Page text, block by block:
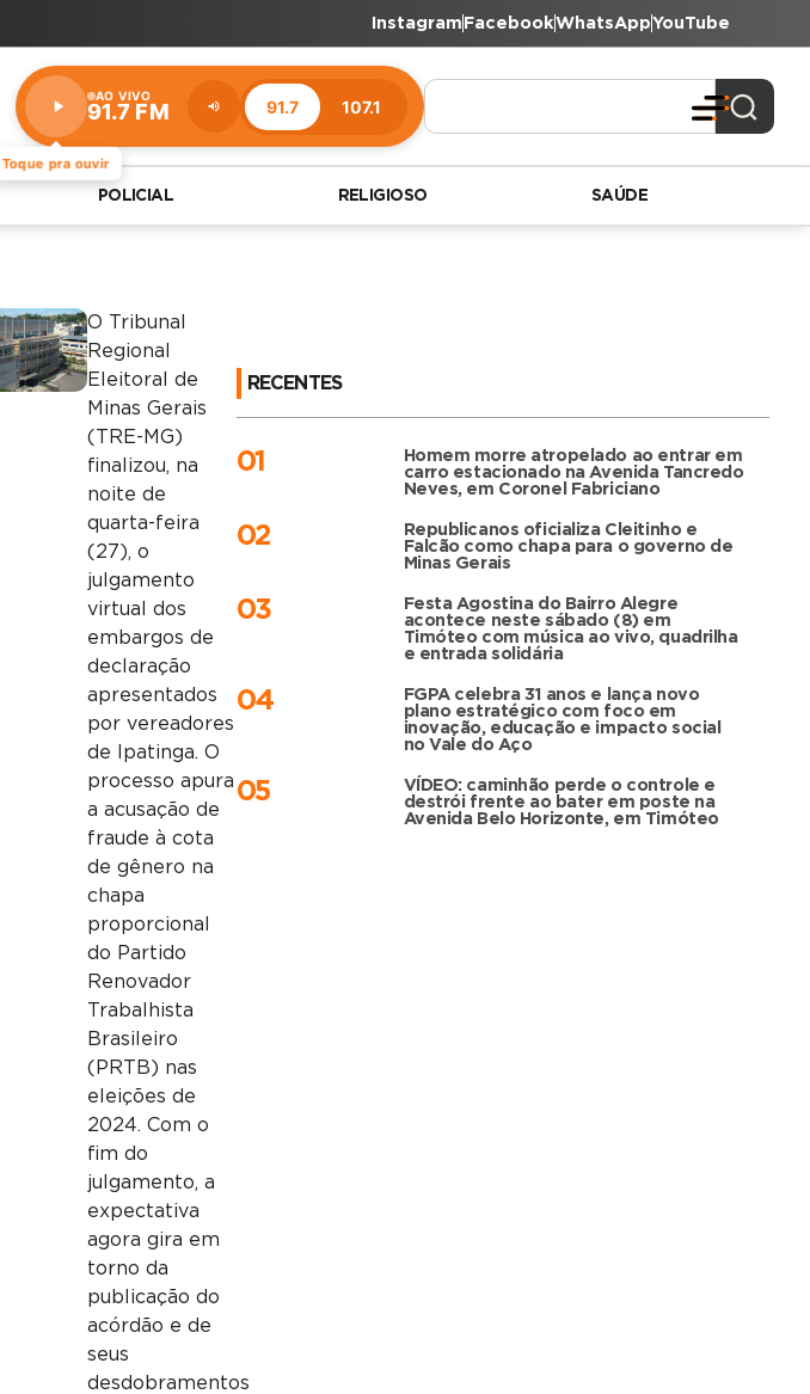
Instagram FacebookWhatsAppYouTube
Toque pra ouvir
AO VIVO
91.7 FM 91.7 107.1
Estação:
91.7
FM
POLICIAL RELIGIOSO SAÚDE
O Tribunal
Regional
Eleitoral de
Minas Gerais
(TRE-MG)
finalizou, na
noite de
quarta-feira
(27), o
julgamento
virtual dos
embargos de
declaração
apresentados
por vereadores
de Ipatinga. O
processo apura
a acusação de
fraude à cota
de gênero na
chapa
proporcional
do Partido
Renovador
Trabalhista
Brasileiro
(PRTB) nas
eleições de
2024. Com o
fim do
julgamento, a
expectativa
agora gira em
torno da
publicação do
acórdão e de
seus
desdobramentos
RECENTES
01
Homem morre atropelado ao entrar em
carro estacionado na Avenida Tancredo
Neves, em Coronel Fabriciano
02
Republicanos oficializa Cleitinho e
Falcão como chapa para o governo de
Minas Gerais
03
Festa Agostina do Bairro Alegre
acontece neste sábado (8) em
Timóteo com música ao vivo, quadrilha
e entrada solidária
04
FGPA celebra 31 anos e lança novo
plano estratégico com foco em
inovação, educação e impacto social
no Vale do Aço
05
VÍDEO: caminhão perde o controle e
destrói frente ao bater em poste na
Avenida Belo Horizonte, em Timóteo